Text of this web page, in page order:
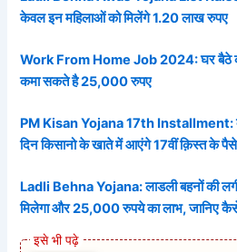
केवल इन महिलाओं को मिलेंगे 1.20 लाख रुपए
Work From Home Job 2024: घर बैठे करें
कमा सकते है 25,000 रुपए
PM Kisan Yojana 17th Installment:
दिन किसानो के खाते में आएंगे 17वीं क़िस्त के पैसे
Ladli Behna Yojana: लाडली बहनों की
मिलेगा और 25,000 रुपये का लाभ, जानिए